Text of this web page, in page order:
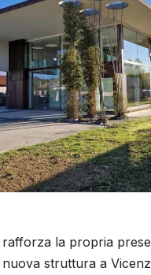
la propria
struttura a